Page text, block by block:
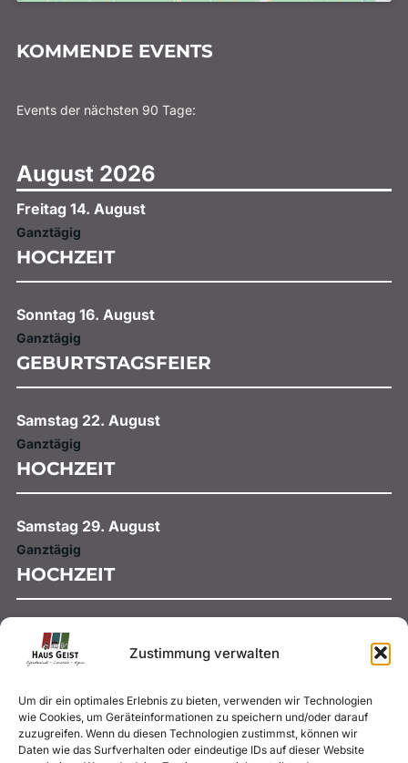
Zustimmung verwalten
Um dir ein optimales Erlebnis zu bieten, verwenden wir Technologien
wie Cookies, um Geräteinformationen zu speichern und/oder darauf
zuzugreifen. Wenn du diesen Technologien zustimmst, können wir
Daten wie das Surfverhalten oder eindeutige IDs auf dieser Website
KOMMENDE EVENTS
Events der nächsten 90 Tage:
August 2026
Freitag 14. August
Ganztägig
HOCHZEIT
Sonntag 16. August
Ganztägig
GEBURTSTAGSFEIER
Samstag 22. August
Ganztägig
HOCHZEIT
Samstag 29. August
Ganztägig
HOCHZEIT
September 2026
Ganztägig
HOCHZEIT